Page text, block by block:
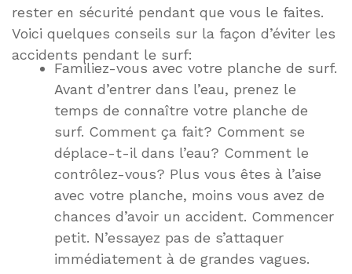
rester en sécurité pendant que vous le faites.
Voici quelques conseils sur la façon d’éviter les
accidents pendant le surf:
Familiez-vous avec votre planche de surf.
Avant d’entrer dans l’eau, prenez le
temps de connaître votre planche de
surf. Comment ça fait? Comment se
déplace-t-il dans l’eau? Comment le
contrôlez-vous? Plus vous êtes à l’aise
avec votre planche, moins vous avez de
chances d’avoir un accident. Commencer
petit. N’essayez pas de s’attaquer
immédiatement à de grandes vagues.